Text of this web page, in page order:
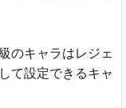
のキャラはレジェ
て設定できるキャ